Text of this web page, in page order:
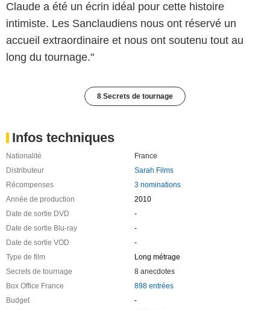
Claude a été un écrin idéal pour cette histoire
intimiste. Les Sanclaudiens nous ont réservé un
accueil extraordinaire et nous ont soutenu tout au
long du tournage."
8 Secrets de tournage
Infos techniques
Nationalité
France
Distributeur
Sarah Films
Récompenses
3 nominations
Année de production
2010
Date de sortie DVD
-
Date de sortie Blu-ray
-
Date de sortie VOD
-
Type de film
Long métrage
Secrets de tournage
8 anecdotes
Box Office France
898 entrées
Budget
-